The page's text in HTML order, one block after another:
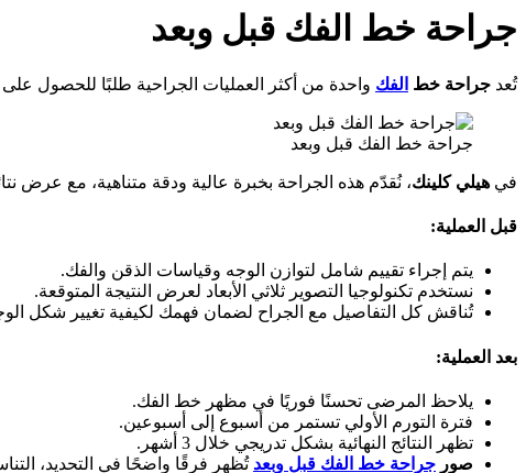
جراحة خط الفك قبل وبعد
تُعد جراحة خط الفك واحدة من أكثر العمليات الجراحية طلبًا للحصول
جراحة خط الفك قبل وبعد
في هيلي كلينك، نُقدّم هذه الجراحة بخبرة عالية ودقة متناهية، مع عرض
قبل العملية:
يتم إجراء تقييم شامل لتوازن الوجه وقياسات الذقن والفك.
نستخدم تكنولوجيا التصوير ثلاثي الأبعاد لعرض النتيجة المتوقعة.
تُناقش كل التفاصيل مع الجراح لضمان فهمك لكيفية تغيير شكل
بعد العملية:
يلاحظ المرضى تحسنًا فوريًا في مظهر خط الفك.
فترة التورم الأولي تستمر من أسبوع إلى أسبوعين.
تظهر النتائج النهائية بشكل تدريجي خلال 3 أشهر.
صور جراحة خط الفك قبل وبعد تُظهر فرقًا واضحًا في التحديد،